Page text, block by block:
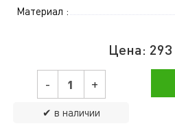
Материал :
Цена: 293
- +
✔ в наличии